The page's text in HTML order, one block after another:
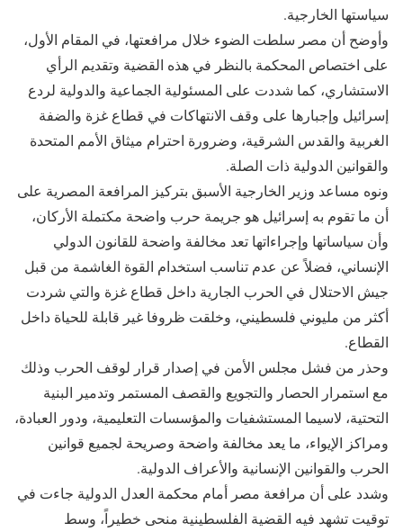
سياستها الخارجية.
وأوضح أن مصر سلطت الضوء خلال مرافعتها، في المقام الأول،
على اختصاص المحكمة بالنظر في هذه القضية وتقديم الرأي
الاستشاري، كما شددت على المسئولية الجماعية والدولية لردع
إسرائيل وإجبارها على وقف الانتهاكات في قطاع غزة والضفة
الغربية والقدس الشرقية، وضرورة احترام ميثاق الأمم المتحدة
والقوانين الدولية ذات الصلة.
ونوه مساعد وزير الخارجية الأسبق بتركيز المرافعة المصرية على
أن ما تقوم به إسرائيل هو جريمة حرب واضحة مكتملة الأركان،
وأن سياساتها وإجراءاتها تعد مخالفة واضحة للقانون الدولي
الإنساني، فضلاً عن عدم تناسب استخدام القوة الغاشمة من قبل
جيش الاحتلال في الحرب الجارية داخل قطاع غزة والتي شردت
أكثر من مليوني فلسطيني، وخلقت ظروفا غير قابلة للحياة داخل
القطاع.
وحذر من فشل مجلس الأمن في إصدار قرار لوقف الحرب وذلك
مع استمرار الحصار والتجويع والقصف المستمر وتدمير البنية
التحتية، لاسيما المستشفيات والمؤسسات التعليمية، ودور العبادة،
ومراكز الإيواء، ما يعد مخالفة واضحة وصريحة لجميع قوانين
الحرب والقوانين الإنسانية والأعراف الدولية.
وشدد على أن مرافعة مصر أمام محكمة العدل الدولية جاءت في
توقيت تشهد فيه القضية الفلسطينية منحى خطيراً، وسط